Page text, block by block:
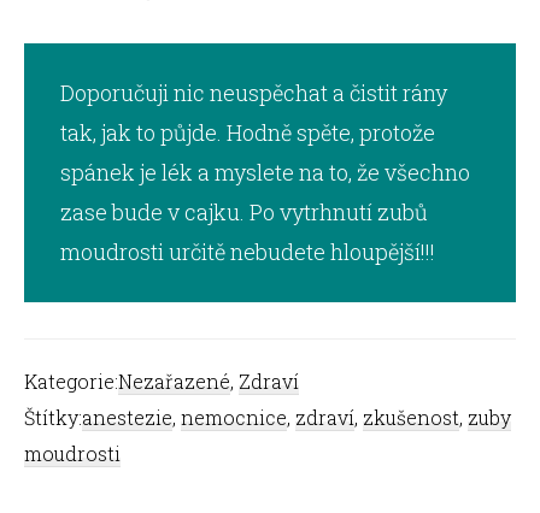
Doporučuji nic neuspěchat a čistit rány
tak, jak to půjde. Hodně spěte, protože
spánek je lék a myslete na to, že všechno
zase bude v cajku. Po vytrhnutí zubů
moudrosti určitě nebudete hloupější!!!
Kategorie:Nezařazené, Zdraví
Štítky:anestezie, nemocnice, zdraví, zkušenost, zuby
moudrosti